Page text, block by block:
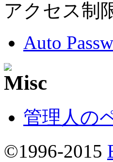
アクセス制
Auto
管理人の
©1996-2015